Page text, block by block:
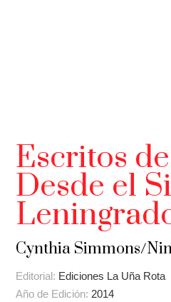
Escritos
Desde el
Cynthia Simmons/
Editorial: Ediciones La Uña Rota
Año de Edición: 2014